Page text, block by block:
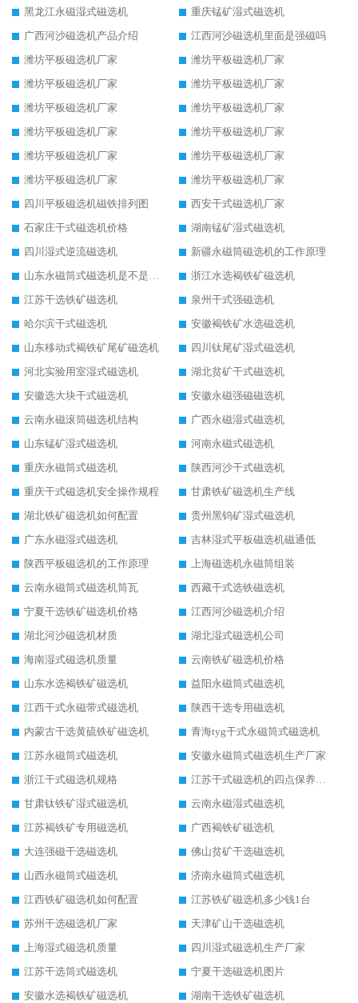
黑龙江永磁湿式磁选机
重庆锰矿湿式磁选机
广西河沙磁选机产品介绍
江西河沙磁选机里面是强磁吗
潍坊平板磁选机厂家
潍坊平板磁选机厂家
潍坊平板磁选机厂家
潍坊平板磁选机厂家
潍坊平板磁选机厂家
潍坊平板磁选机厂家
潍坊平板磁选机厂家
潍坊平板磁选机厂家
潍坊平板磁选机厂家
潍坊平板磁选机厂家
潍坊平板磁选机厂家
潍坊平板磁选机厂家
四川平板磁选机磁铁排列图
西安干式磁选机厂家
石家庄干式磁选机价格
湖南锰矿湿式磁选机
四川湿式逆流磁选机
新疆永磁筒磁选机的工作原理
山东永磁筒式磁选机是不是强磁
浙江水选褐铁矿磁选机
江苏干选铁矿磁选机
泉州干式强磁选机
哈尔滨干式磁选机
安徽褐铁矿水选磁选机
山东移动式褐铁矿尾矿磁选机
四川钛尾矿湿式磁选机
河北实验用室湿式磁选机
湖北贫矿干式磁选机
安徽选大块干式磁选机
安徽永磁强磁磁选机
云南永磁滚筒磁选机结构
广西永磁湿式磁选机
山东锰矿湿式磁选机
河南永磁式磁选机
重庆永磁筒式磁选机
陕西河沙干式磁选机
重庆干式磁选机安全操作规程
甘肃铁矿磁选机生产线
湖北铁矿磁选机如何配置
贵州黑钨矿湿式磁选机
广东永磁湿式磁选机
吉林湿式平板磁选机磁通低
陕西平板磁选机的工作原理
上海磁选机永磁筒组装
云南永磁筒式磁选机筒瓦
西藏干式选铁磁选机
宁夏干选铁矿磁选机价格
江西河沙磁选机介绍
湖北河沙磁选机材质
湖北湿式磁选机公司
海南湿式磁选机质量
云南铁矿磁选机价格
山东水选褐铁矿磁选机
益阳永磁筒式磁选机
江西干式永磁带式磁选机
陕西干选专用磁选机
内蒙古干选黄硫铁矿磁选机
青海tyg干式永磁筒式磁选机
江苏永磁筒式磁选机
安徽永磁筒式磁选机生产厂家
浙江干式磁选机规格
江苏干式磁选机的四点保养秘籍
甘肃钛铁矿湿式磁选机
云南永磁湿式磁选机
江苏褐铁矿专用磁选机
广西褐铁矿磁选机
大连强磁干选磁选机
佛山贫矿干选磁选机
山西永磁筒式磁选机
济南永磁筒式磁选机
江西铁矿磁选机如何配置
江苏铁矿磁选机多少钱1台
苏州干选磁选机厂家
天津矿山干选磁选机
上海湿式磁选机质量
四川湿式磁选机生产厂家
江苏干选筒式磁选机
宁夏干选磁选机图片
安徽水选褐铁矿磁选机
湖南干选铁矿磁选机